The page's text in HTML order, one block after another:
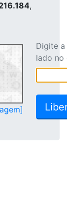
,
Digite
lado no